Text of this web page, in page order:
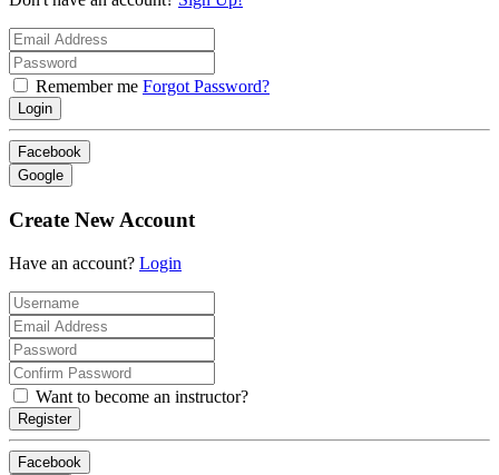
Remember me Forgot Password?
Login
Facebook
Google
Create New Account
Have an account? Login
Want to become an instructor?
Register
Facebook